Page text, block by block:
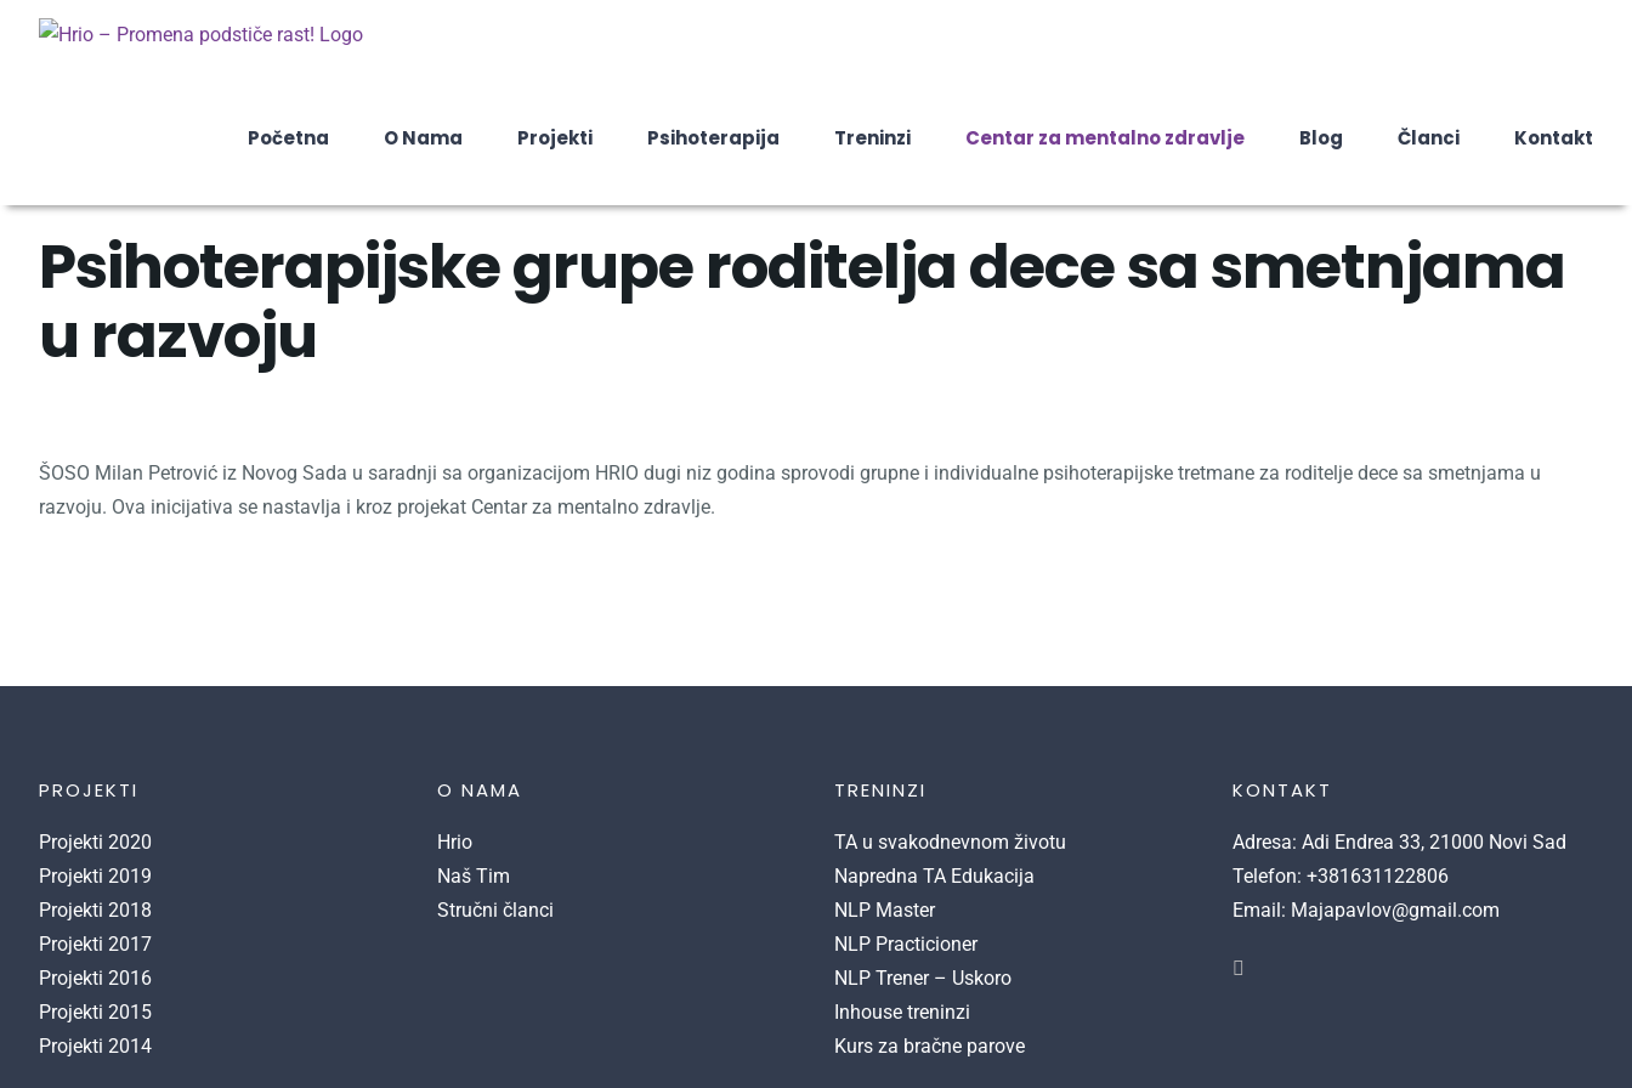
Početna O Nama Projekti Psihoterapija Treninzi Centar za mentalno zdravlje Blog Članci Kontakt
Psihoterapijske grupe roditelja dece sa smetnjama
u razvoju
ŠOSO Milan Petrović iz Novog Sada u saradnji sa organizacijom HRIO dugi niz godina sprovodi grupne i individualne psihoterapijske tretmane za roditelje dece sa smetnjama u
razvoju. Ova inicijativa se nastavlja i kroz projekat Centar za mentalno zdravlje.
PROJEKTI
Projekti 2020
Projekti 2019
Projekti 2018
Projekti 2017
Projekti 2016
Projekti 2015
Projekti 2014
O NAMA
Hrio
Naš Tim
Stručni članci
TRENINZI
TA u svakodnevnom životu
Napredna TA Edukacija
NLP Master
NLP Practicioner
NLP Trener – Uskoro
Inhouse treninzi
Kurs za bračne parove
KONTAKT
Adresa: Adi Endrea 33, 21000 Novi Sad
Telefon: +381631122806
Email: Majapavlov@gmail.com